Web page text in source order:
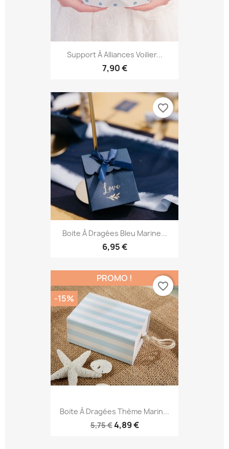
Support À Alliances Voilier...
7,90 €
Boite À Dragées Bleu Marine...
6,95 €
favorite_border
Boite À Dragées Thème Marin...
5,75 €4,89 €
PROMO !
-15%
favorite_border